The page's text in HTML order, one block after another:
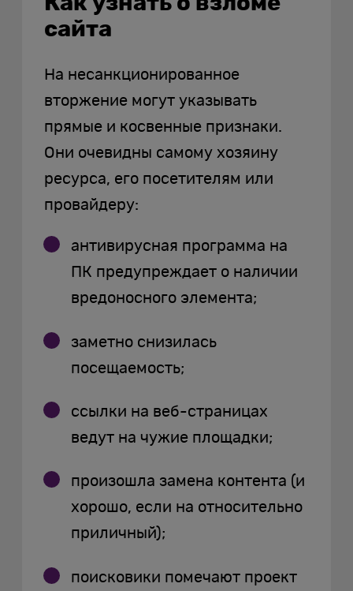
сайта
На несанкционированное
вторжение могут указывать
прямые и косвенные признаки.
Они очевидны самому хозяину
ресурса, его посетителям или
провайдеру:
антивирусная программа на
ПК предупреждает о наличии
вредоносного элемента;
заметно снизилась
посещаемость;
ссылки на веб-страницах
ведут на чужие площадки;
произошла замена контента (и
хорошо, если на относительно
приличный);
поисковики помечают проект